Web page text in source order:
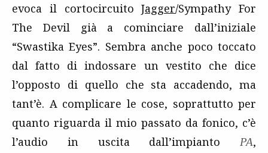
evoca il cortocircuitoJagger/Sympathy For
The Devil già a cominciare dall’iniziale
“Swastika Eyes”. Sembra anche poco toccato
dal fatto di indossare un vestito che dice
l’opposto di quello che sta accadendo, ma
tant’è. A complicare le cose, soprattutto per
quanto riguarda il mio passato da fonico, c’è
l’audio in uscita dall’impianto
PA,